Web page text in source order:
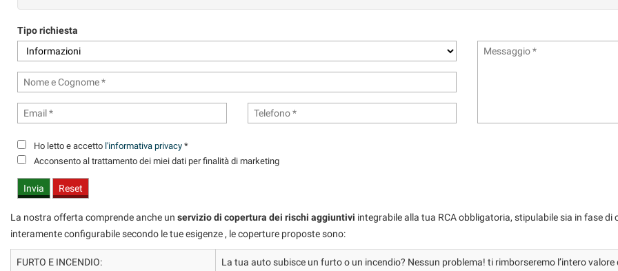
Tipo richiesta
Ho letto e accetto l'informativa privacy *
Acconsento al trattamento dei miei dati per finalità di marketing
La nostra offerta comprende anche un servizio di copertura dei rischi aggiuntivi integrabile alla tua RCA obbligatoria, stipulabile sia in fase
interamente configurabile secondo le tue esigenze , le coperture proposte sono:
FURTO E INCENDIO: La tua auto subisce un furto o un incendio? Nessun problema! ti rimborseremo l’intero valore
sul
funzionamento
questi
strumenti
tracciamento
si
rimanda
alla
cookie
policy.
Puoi
e
modificare
le
tue